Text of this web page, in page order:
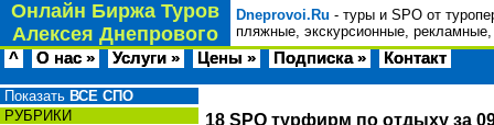
Онлайн Биржа Туров
Алексея Днепрового
Dneprovoi.Ru - туры и SPO от
пляжные, экскурсионные,
^ О нас » Услуги » Цены » Подписка » Контакт
Показать ВСЕ СПО
РУБРИКИ
18 SPO турфирм по отдыху за